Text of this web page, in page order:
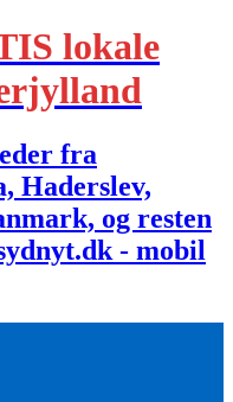
lokale
fra
Haderslev,
og resten
- mobil